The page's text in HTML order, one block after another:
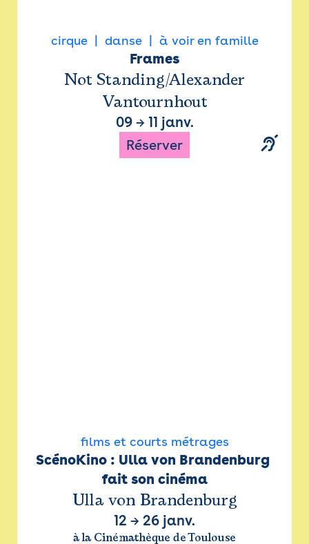
cirque danse à voir en famille
Frames
Not Standing/Alexander
Vantournhout
09→ 11 janv.
Réserver
films et courts métrages
ScénoKino : Ulla von Brandenburg
fait son cinéma
Ulla von Brandenburg
12 → 26 janv.
à la Cinémathèque de Toulouse